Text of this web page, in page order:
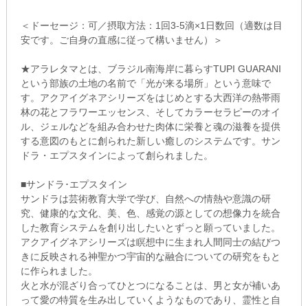
＜ドーセージ：可／摂取方法：1回3-5滴×1日数回（適数は目
安です。ご自身の直感に従って構いません）＞
★アラレタマとは、ブラジル南海岸に暮らすTUPI GUARANI
という部族の土地の名前で「光が来る場所」という意味で
す。アクアイグネアシリーズをはじめとする大西洋の熱帯雨
林の花とフラワーエッセンス、そしてカラーセラピーのオイ
ル、ジェルなどを組み合わせた肉体に栄養と魂の滋養を提供
する意図のもとに創られた新しい癒しのシステムです。サン
ドラ・エプスタインによって創られました。
■サンドラ･エプスタイン
サンドラは芸術教育大学で学び、自然への情熱や意識の研
究、健康的な文化、美、色、感覚の源としての想像力を統合
した教育システムを創り出したいとずっと願っていました。
アクアイグネアシリーズは瞑想中に生まれ人間同士の結びつ
きに反映される神聖かつ宇宙的な融合についての研究をもと
に作られました。
火と水が混ざり合ってひとつになることは、男と女が補いあ
って愛の特質を生み出していくようなものであり、霊性と自